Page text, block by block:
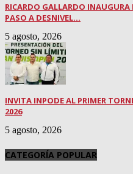
RICARDO GALLARDO INAUGURA
PASO A DESNIVEL...
5 agosto, 2026
INVITA INPODE AL PRIMER
2026
5 agosto, 2026
CATEGORÍA POPULAR